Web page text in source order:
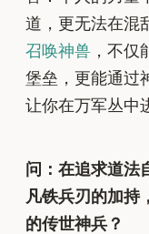
道，更无法在混
召唤神兽 ，不
堡垒，更能通过
让你在万军丛中
问：在追求道法
凡铁兵刃的加持
的传世神兵？